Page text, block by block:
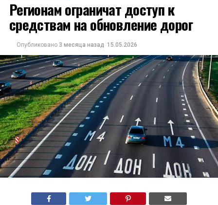
Регионам ограничат доступ к
средствам на обновление дорог
Опубликовано 3 месяца назад 15.05.2026